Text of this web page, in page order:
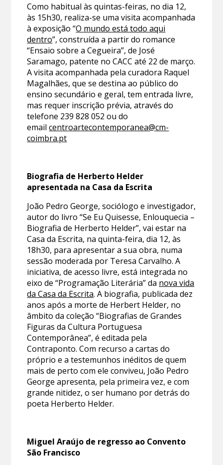
Como habitual às quintas-feiras, no dia 12,
às 15h30, realiza-se uma visita acompanhada
à exposição “O mundo está todo aqui
dentro”, construída a partir do romance
“Ensaio sobre a Cegueira”, de José
Saramago, patente no CACC até 22 de março.
A visita acompanhada pela curadora Raquel
Magalhães, que se destina ao público do
ensino secundário e geral, tem entrada livre,
mas requer inscrição prévia, através do
telefone 239 828 052 ou do
emailcentroartecontemporanea@cm-
coimbra.pt
Biografia de Herberto Helder
apresentada na Casa da Escrita
João Pedro George, sociólogo e investigador,
autor do livro “Se Eu Quisesse, Enlouquecia –
Biografia de Herberto Helder”, vai estar na
Casa da Escrita, na quinta-feira, dia 12, às
18h30, para apresentar a sua obra, numa
sessão moderada por Teresa Carvalho. A
iniciativa, de acesso livre, está integrada no
eixo de “Programação Literária” da nova vida
da Casa da Escrita. A biografia, publicada dez
anos após a morte de Herbert Helder, no
âmbito da coleção “Biografias de Grandes
Figuras da Cultura Portuguesa
Contemporânea”, é editada pela
Contraponto. Com recurso a cartas do
próprio e a testemunhos inéditos de quem
mais de perto com ele conviveu, João Pedro
George apresenta, pela primeira vez, e com
grande nitidez, o ser humano por detrás do
poeta Herberto Helder.
Miguel Araújo de regresso ao Convento
São Francisco